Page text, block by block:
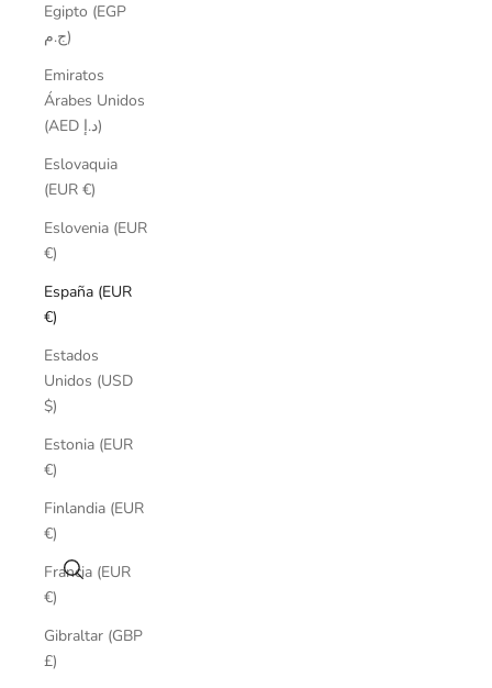
Buscar
Egipto (EGP
ج.م)
Emiratos
Árabes Unidos
(AED د.إ)
Eslovaquia
(EUR €)
Eslovenia (EUR
€)
España (EUR
€)
Estados
Unidos (USD
$)
Estonia (EUR
€)
Finlandia (EUR
€)
Francia (EUR
€)
Gibraltar (GBP
£)